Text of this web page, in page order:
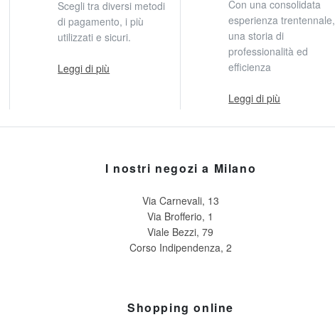
Scegli tra diversi metodi
di pagamento, i più
utilizzati e sicuri.
Leggi di più
Con una consolidata
esperienza trentennale,
una storia di
professionalità ed
efficienza
Leggi di più
I nostri negozi a Milano
Via Carnevali, 13
Via Brofferio, 1
Viale Bezzi, 79
Corso Indipendenza, 2
Shopping online